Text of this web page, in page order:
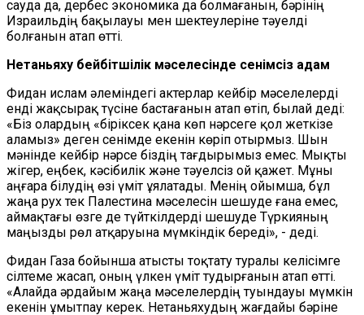
сауда да, дербес экономика да болмағанын, бәрінің
Израильдің бақылауы мен шектеулеріне тәуелді
болғанын атап өтті.
Нетаньяху бейбітшілік мәселесінде сенімсіз адам
Фидан ислам әлеміндегі актерлар кейбір мәселелерді
енді жақсырақ түсіне бастағанын атап өтіп, былай деді:
«Біз олардың «біріксек қана көп нәрсеге қол жеткізе
аламыз» деген сенімде екенін көріп отырмыз. Шын
мәнінде кейбір нәрсе біздің тағдырымыз емес. Мықты
жігер, еңбек, кәсібилік және тәуелсіз ой қажет. Мұны
аңғара білудің өзі үміт ұялатады. Менің ойымша, бұл
жаңа рух тек Палестина мәселесін шешуде ғана емес,
аймақтағы өзге де түйткілдерді шешуде Түркияның
маңызды рөл атқаруына мүмкіндік береді», - деді.
Фидан Газа бойынша атысты тоқтату туралы келісімге
сілтеме жасап, оның үлкен үміт тудырғанын атап өтті.
«Алайда әрдайым жаңа мәселелердің туындауы мүмкін
екенін ұмытпау керек. Нетаньяхудың жағдайы бәріне